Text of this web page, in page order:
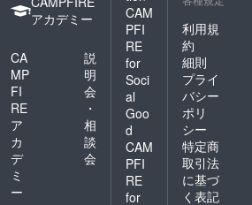
アカデミー
CA
MP
FI
RE
ア
カ
デ
ミ
ー
説
明
会
・
相
談
会
CAM
PFI
RE
for
Soci
al
Goo
d
CAM
PFI
RE
for
利用規
約
細則
プライ
バシー
ポリ
シー
特定商
取引法
に基づ
く表記